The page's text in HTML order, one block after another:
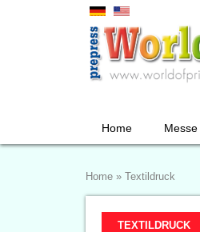
Home
Home » Textildruck
TEXTILDRUCK